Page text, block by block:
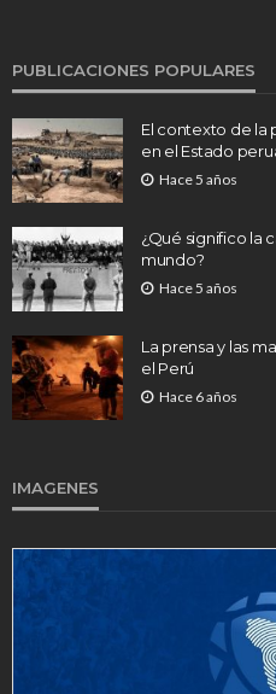
PUBLICACIONES POPULARES
El contexto de la
en el Estado
Hace 5 años
¿Qué significo la
mundo?
Hace 5 años
La prensa y las
el Perú
Hace 6 años
IMAGENES